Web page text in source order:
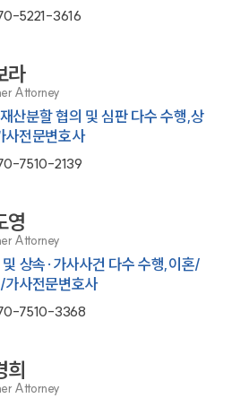
5221-3616
라
Attorney
산분할 협의 및 심판 다수 수행,상
사전문변호사
7510-2139
영
Attorney
및 상속·가사사건 다수 수행,이혼/
가사전문변호사
7510-3368
희
Attorney